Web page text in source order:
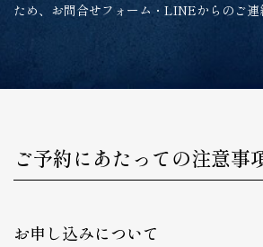
ため、お問合せフォーム・LINEからのご連
ご予約にあたっての注意事
お申し込みについて